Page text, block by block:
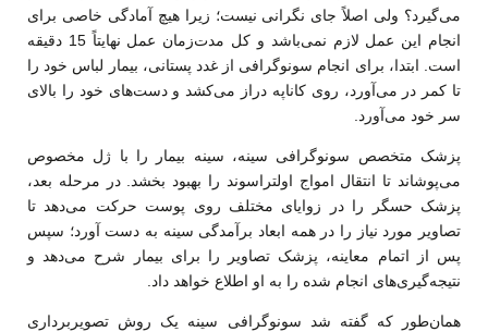
می‌گیرد؟ ولی اصلاً جای نگرانی نیست؛ زیرا هیچ آمادگی خاصی برای
انجام این عمل لازم نمی‌باشد و کل مدت‌زمان عمل نهایتاً 15 دقیقه
است. ابتدا، برای انجام سونوگرافی از غدد پستانی، بیمار لباس خود را
تا کمر در می‌آورد، روی کاناپه دراز می‌کشد و دست‌های خود را بالای
سر خود می‌آورد.
پزشک متخصص سونوگرافی سینه، سینه بیمار را با ژل مخصوص
می‌پوشاند تا انتقال امواج اولتراسوند را بهبود بخشد. در مرحله بعد،
پزشک حسگر را در زوایای مختلف روی پوست حرکت می‌دهد تا
تصاویر مورد نیاز را در همه ابعاد برآمدگی‌ سینه به دست آورد؛ سپس
پس از اتمام معاینه، پزشک تصاویر را برای بیمار شرح می‌دهد و
نتیجه‌گیری‌های انجام شده را به او اطلاع خواهد داد.
همان‌طور که گفته شد سونوگرافی سینه یک روش تصویربرداری